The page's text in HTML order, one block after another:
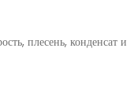
плесень, конденсат и